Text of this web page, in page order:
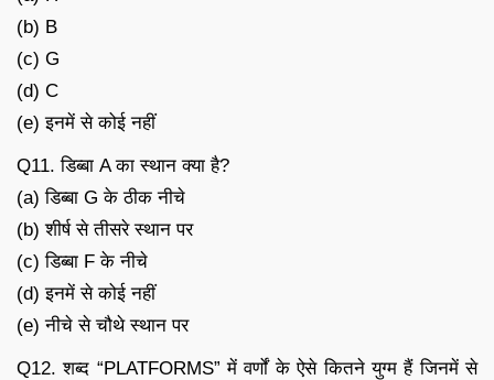
(b) B
(c) G
(d) C
(e) इनमें से कोई नहीं
Q11. डिब्बा A का स्थान क्या है?
(a) डिब्बा G के ठीक नीचे
(b) शीर्ष से तीसरे स्थान पर
(c) डिब्बा F के नीचे
(d) इनमें से कोई नहीं
(e) नीचे से चौथे स्थान पर
Q12. शब्द “PLATFORMS” में वर्णों के ऐसे कितने युग्म हैं जिनमें से